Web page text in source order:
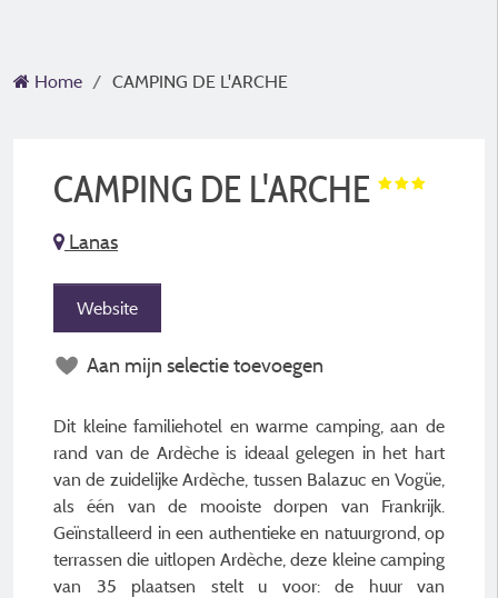
Home CAMPING DE L'ARCHE
CAMPING DE L'ARCHE
Lanas
Website
Aan mijn selectie toevoegen
Dit kleine familiehotel en warme camping, aan de
rand van de Ardèche is ideaal gelegen in het hart
van de zuidelijke Ardèche, tussen Balazuc en Vogüe,
als één van de mooiste dorpen van Frankrijk.
Geïnstalleerd in een authentieke en natuurgrond, op
terrassen die uitlopen Ardèche, deze kleine camping
van 35 plaatsen stelt u voor: de huur van